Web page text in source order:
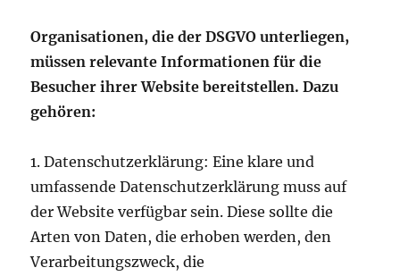
Organisationen, die der DSGVO unterliegen,
müssen relevante Informationen für die
Besucher ihrer Website bereitstellen. Dazu
gehören:
1. Datenschutzerklärung: Eine klare und
umfassende Datenschutzerklärung muss auf
der Website verfügbar sein. Diese sollte die
Arten von Daten, die erhoben werden, den
Verarbeitungszweck, die